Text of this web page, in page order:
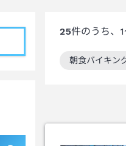
25件のうち、
朝食バイキン
この絞り込み